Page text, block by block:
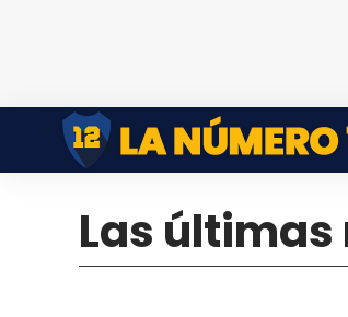
Las últimas